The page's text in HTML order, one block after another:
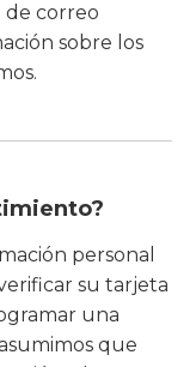
de correo
sobre los
personal
su tarjeta
una
que